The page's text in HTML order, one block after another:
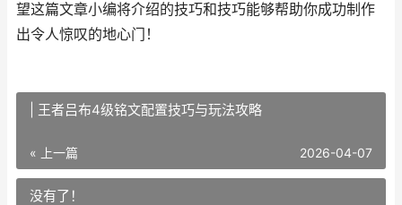
望这篇文章小编将介绍的技巧和技巧能够帮助你成功制作
出令人惊叹的地心门！
| 王者吕布4级铭文配置技巧与玩法攻略
« 上一篇 2026-04-07
没有了！